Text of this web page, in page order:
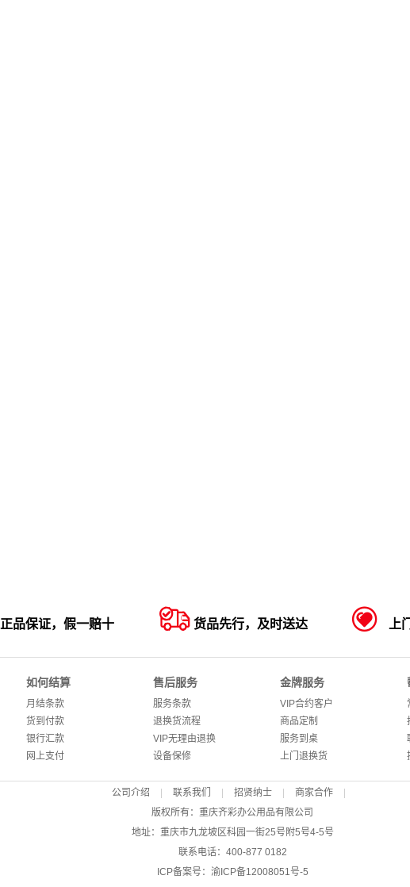
正品保证，假一赔十 货品先行，及时送达  上
如何结算
月结条款
货到付款
银行汇款
网上支付
售后服务
服务条款
退换货流程
VIP无理由退换
设备保修
金牌服务
VIP合约客户
商品定制
服务到桌
上门退换货
公司介绍 联系我们 招贤纳士 商家合作
版权所有：重庆齐彩办公用品有限公司
地址：重庆市九龙坡区科园一街25号附5号4-5号
联系电话：400-877 0182
ICP备案号： 渝ICP备12008051号-5